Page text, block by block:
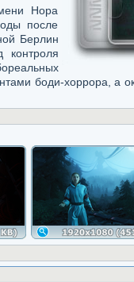
Нора
после
Берлин
боди-хоррора, а